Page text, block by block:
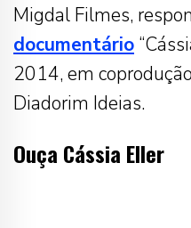
Migdal Filmes,
documentário
2014, em
Diadorim Ideias.
Ouça Cássia Eller